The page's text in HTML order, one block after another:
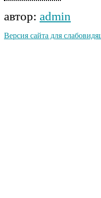
автор: admin
Версия сайта для